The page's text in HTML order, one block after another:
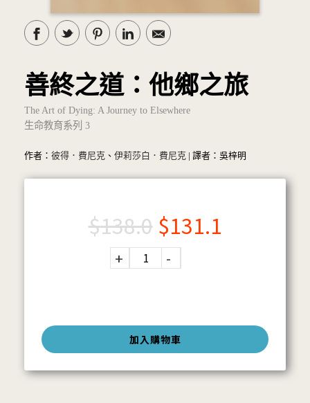
善終之道：他鄉之旅
The Art of Dying: A Journey to Elsewhere
生命教育系列 3
作者： 彼得．費尼克 、 伊莉莎白．費尼克 | 譯者：吳梓明
加入購物車
$138.0 $131.1